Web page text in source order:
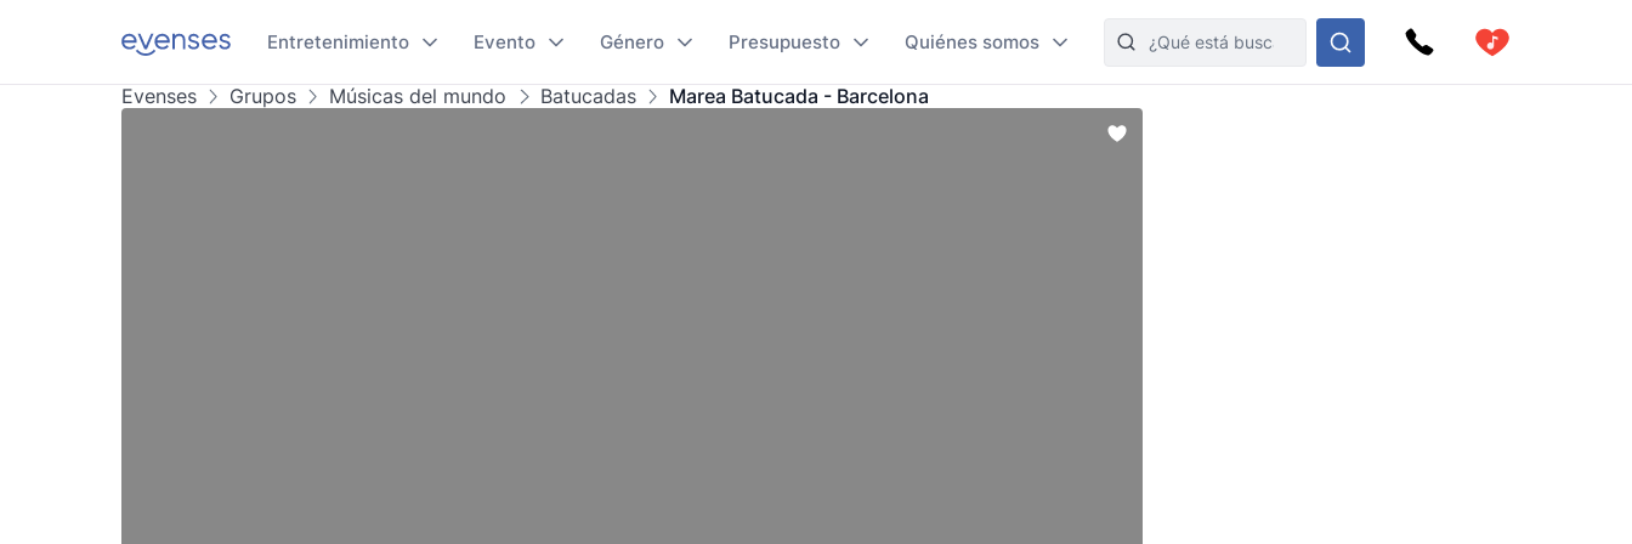
Entretenimiento Evento Género Presupuesto Quiénes somos
Evenses Grupos Músicas del mundo Batucadas Marea Batucada - Barcelona